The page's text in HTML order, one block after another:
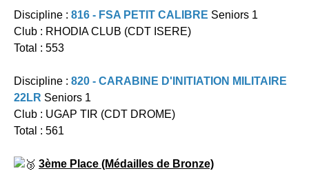
Discipline : 816 - FSA PETIT CALIBRE Seniors 1
Club : RHODIA CLUB (CDT ISERE)
Total : 553
Discipline : 820 - CARABINE D'INITIATION MILITAIRE
22LR Seniors 1
Club : UGAP TIR (CDT DROME)
Total : 561
3ème Place (Médailles de Bronze)